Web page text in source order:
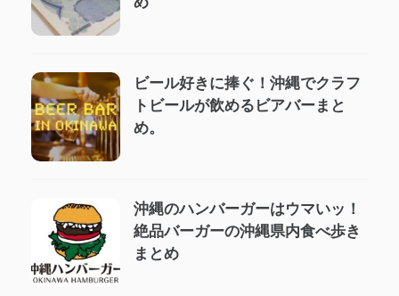
ビール好きに捧ぐ！沖縄でクラフ
トビールが飲めるビアバーまと
め。
沖縄のハンバーガーはウマいッ！
絶品バーガーの沖縄県内食べ歩き
まとめ